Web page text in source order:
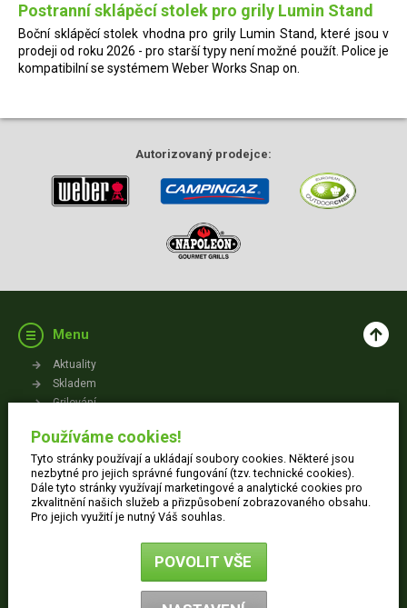
Postranní sklápěcí stolek pro grily Lumin Stand
Boční sklápěcí stolek vhodna pro grily Lumin Stand, které jsou v
prodeji od roku 2026 - pro starší typy není možné použít. Police je
kompatibilní se systémem Weber Works Snap on.
Autorizovaný prodejce:
Menu
Aktuality
Skladem
Grilování
Kontakt
Vše o nákupu
Jak nakupovat
Obchodní podmínky
Dodací informace
Ochrana osobních údajů
Používáme cookies!
Tyto stránky používají a ukládají soubory cookies. Některé jsou
nezbytné pro jejich správné fungování (tzv. technické cookies).
Dále tyto stránky využívají marketingové a analytické cookies pro
zkvalitnění našich služeb a přizpůsobení zobrazovaného obsahu.
Pro jejich využití je nutný Váš souhlas.
POVOLIT VŠE